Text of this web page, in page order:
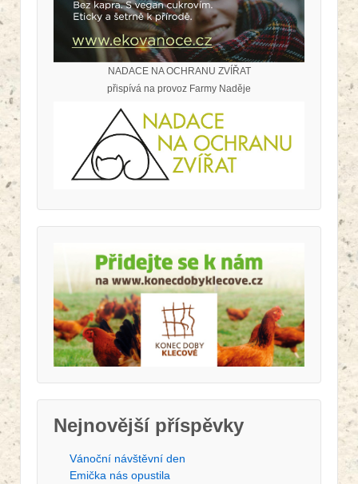
NADACE NA OCHRANU ZVÍŘAT
přispívá na provoz Farmy Naděje
Nejnovější příspěvky
Vánoční návštěvní den
Emička nás opustila